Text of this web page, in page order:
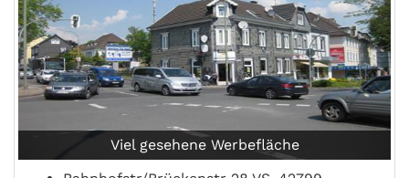
Viel gesehene Werbefläche